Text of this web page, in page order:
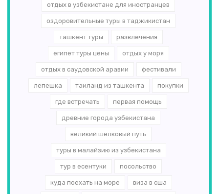
отдых в узбекистане для иностранцев
оздоровительные туры в таджикистан
ташкент туры развлечения
египет туры цены отдых у моря
отдых в саудовской аравии фестивали
лепешка таиланд из ташкента покупки
где встречать первая помощь
древние города узбекистана
великий шёлковый путь
туры в малайзию из узбекистана
тур в есентуки посольство
куда поехать на море виза в сша